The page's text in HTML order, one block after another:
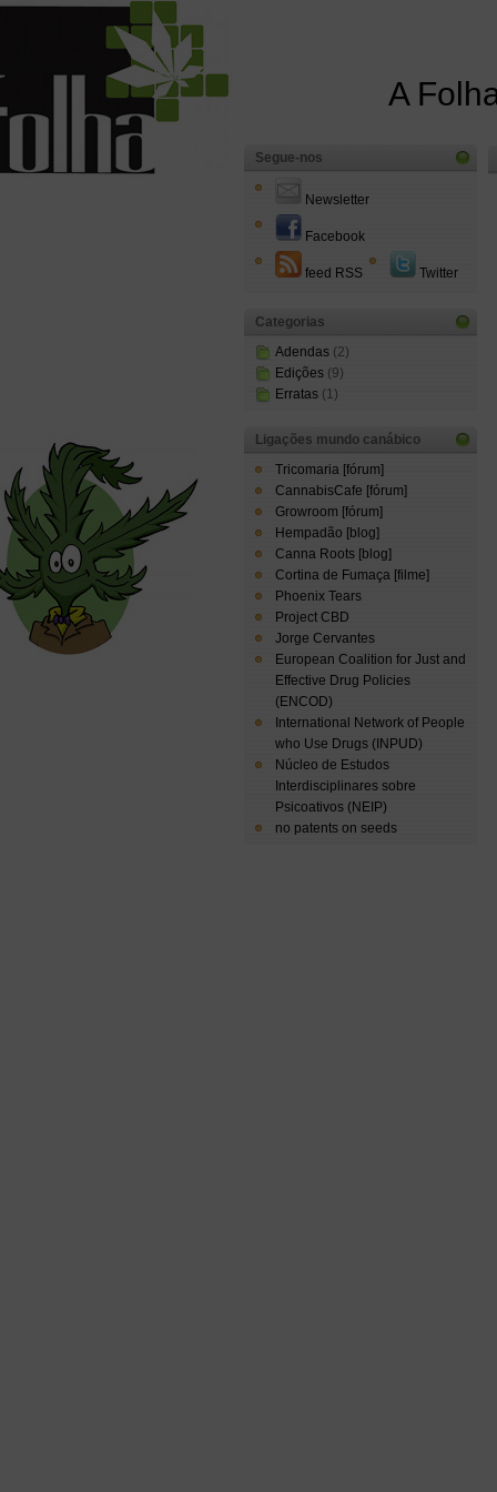
A
Segue-nos
Newsletter
Facebook
feed RSS Twitter
Categorias
Adendas (2)
Edições (9)
Erratas (1)
Ligações mundo canábico
Tricomaria [fórum]
CannabisCafe [fórum]
Growroom [fórum]
Hempadão [blog]
Canna Roots [blog]
Cortina de Fumaça [filme]
Phoenix Tears
Project CBD
Jorge Cervantes
European Coalition for Just and
Effective Drug Policies
(ENCOD)
International Network of People
who Use Drugs (INPUD)
Núcleo de Estudos
Interdisciplinares sobre
Psicoativos (NEIP)
no patents on seeds